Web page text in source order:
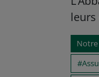
leurs